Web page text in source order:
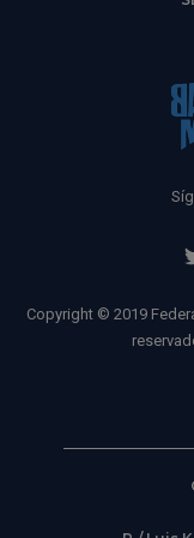
Copyright © 2019